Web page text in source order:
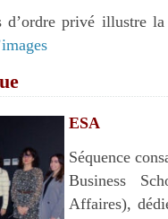
privé illustre
ESA
Séquence
Business
Affaires),